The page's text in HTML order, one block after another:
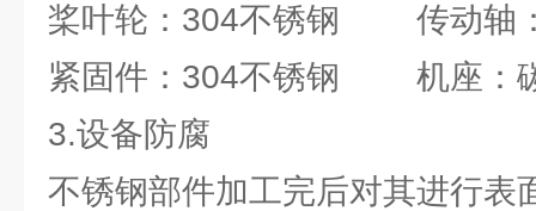
桨叶轮：304不锈钢 传动轴
紧固件：304不锈钢 机座：
3.设备防腐
不锈钢部件加工完后对其进行表